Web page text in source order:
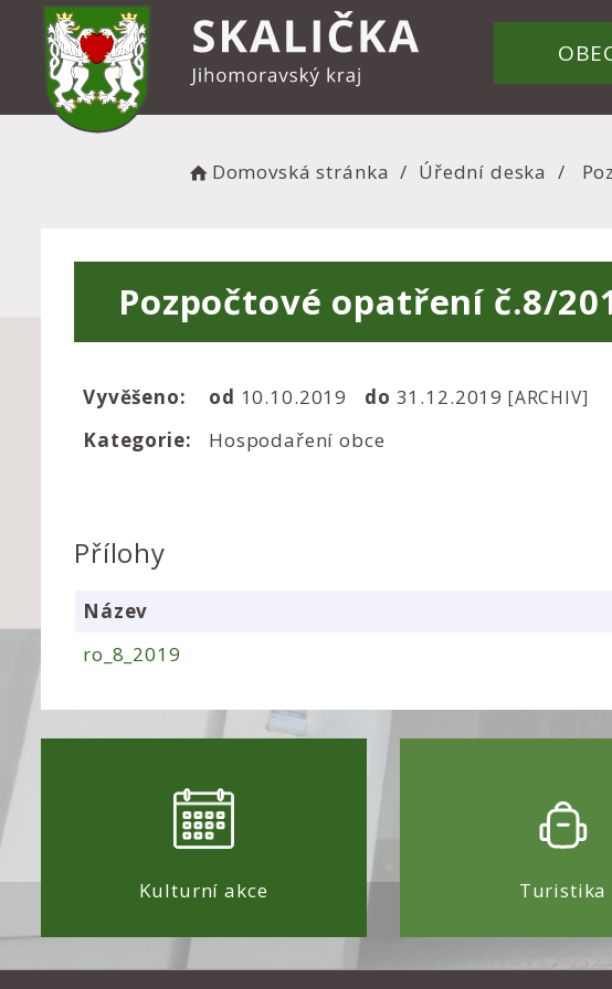
Domovská stránka Úřední deska
Pozpočtové opatření č.8/
Vyvěšeno: od 10.10.2019 do 31.12.2019 [ARCHIV]
Kategorie: Hospodaření obce
Přílohy
Název
ro_8_2019
Kulturní akce Turistika